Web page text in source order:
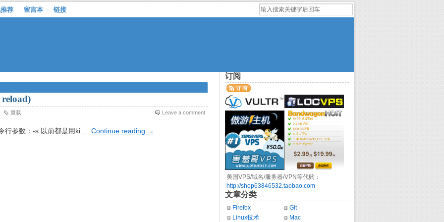
荐 留言本 链接
重载 Leave a comment
行参数：-s 以前都是用ki … Continue reading →
订阅
美国VPS/域名/服务器/VPN等代购：
http://shop63846532.taobao.com
文章分类
Firefox
Git
Linux技术
Mac